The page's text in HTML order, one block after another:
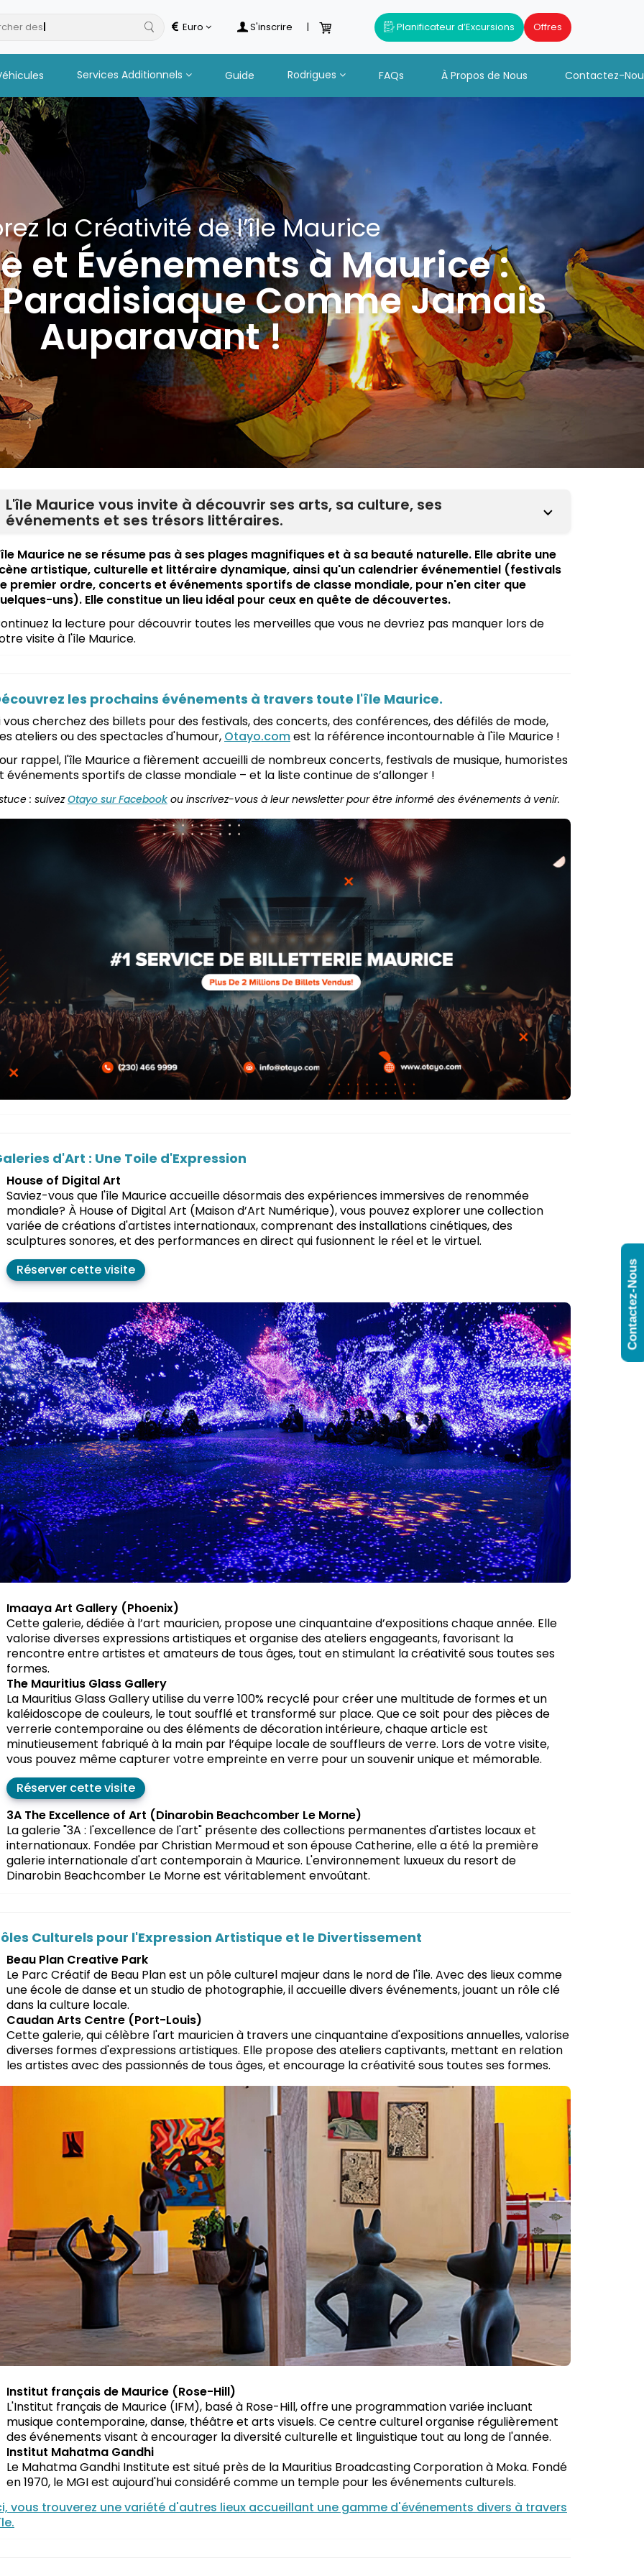
deshotels Euro S'inscrire | Planificateur d’Excursions Offres
Services Additionnels Guide Rodrigues FAQs À Propos de Nous Contactez-
la Créativité de l’île Maurice
et Événements à Maurice :
Comme Jamais
Auparavant !
L'île Maurice vous invite à découvrir ses arts, sa culture, ses
événements et ses trésors littéraires.
Maurice ne se résume pas à ses plages magnifiques et à sa beauté naturelle. Elle abrite une
artistique, culturelle et littéraire dynamique, ainsi qu'un calendrier événementiel (festivals
premier ordre, concerts et événements sportifs de classe mondiale, pour n'en citer que
uns). Elle constitue un lieu idéal pour ceux en quête de découvertes.
la lecture pour découvrir toutes les merveilles que vous ne devriez pas manquer lors de
visite à l'île Maurice.
les prochains événements à travers toute l'île Maurice.
vous cherchez des billets pour des festivals, des concerts, des conférences, des défilés de mode,
ateliers ou des spectacles d'humour, Otayo.comest la référence incontournable à l'île Maurice !
rappel, l'île Maurice a fièrement accueilli de nombreux concerts, festivals de musique, humoristes
événements sportifs de classe mondiale – et la liste continue de s’allonger !
: suivezOtayo sur Facebook ou inscrivez-vous à leur newsletter pour être informé des événements à venir.
d'Art : Une Toile d'Expression
House of Digital Art
Saviez-vous que l'île Maurice accueille désormais des expériences immersives de renommée
mondiale? À House of Digital Art (Maison d’Art Numérique), vous pouvez explorer une collection
variée de créations d'artistes internationaux, comprenant des installations cinétiques, des
sculptures sonores, et des performances en direct qui fusionnent le réel et le virtuel.
Réserver cette visite
Imaaya Art Gallery (Phoenix)
Cette galerie, dédiée à l’art mauricien, propose une cinquantaine d’expositions chaque année. Elle
valorise diverses expressions artistiques et organise des ateliers engageants, favorisant la
rencontre entre artistes et amateurs de tous âges, tout en stimulant la créativité sous toutes ses
formes.
The Mauritius Glass Gallery
La Mauritius Glass Gallery utilise du verre 100% recyclé pour créer une multitude de formes et un
kaléidoscope de couleurs, le tout soufflé et transformé sur place. Que ce soit pour des pièces de
verrerie contemporaine ou des éléments de décoration intérieure, chaque article est
minutieusement fabriqué à la main par l’équipe locale de souffleurs de verre. Lors de votre visite,
vous pouvez même capturer votre empreinte en verre pour un souvenir unique et mémorable.
Réserver cette visite
3A The Excellence of Art (Dinarobin Beachcomber Le Morne)
La galerie "3A : l'excellence de l'art" présente des collections permanentes d'artistes locaux et
internationaux. Fondée par Christian Mermoud et son épouse Catherine, elle a été la première
galerie internationale d'art contemporain à Maurice. L'environnement luxueux du resort de
Dinarobin Beachcomber Le Morne est véritablement envoûtant.
Culturels pour l'Expression Artistique et le Divertissement
Beau Plan Creative Park
Le Parc Créatif de Beau Plan est un pôle culturel majeur dans le nord de l'île. Avec des lieux comme
une école de danse et un studio de photographie, il accueille divers événements, jouant un rôle clé
dans la culture locale.
Caudan Arts Centre (Port-Louis)
Cette galerie, qui célèbre l'art mauricien à travers une cinquantaine d'expositions annuelles, valorise
diverses formes d'expressions artistiques. Elle propose des ateliers captivants, mettant en relation
les artistes avec des passionnés de tous âges, et encourage la créativité sous toutes ses formes.
Institut français de Maurice (Rose-Hill)
L'Institut français de Maurice (IFM), basé à Rose-Hill, offre une programmation variée incluant
musique contemporaine, danse, théâtre et arts visuels. Ce centre culturel organise régulièrement
des événements visant à encourager la diversité culturelle et linguistique tout au long de l'année.
Institut Mahatma Gandhi
Le Mahatma Gandhi Institute est situé près de la Mauritius Broadcasting Corporation à Moka. Fondé
en 1970, le MGI est aujourd'hui considéré comme un temple pour les événements culturels.
vous trouverez une variété d'autres lieux accueillant une gamme d'événements divers à travers
Contactez-Nous